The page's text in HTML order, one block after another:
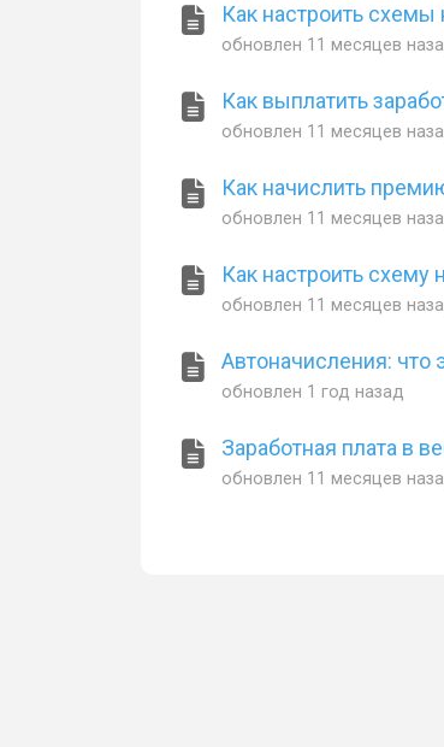
Как настроить схемы
обновлен 11 месяцев
Как выплатить
обновлен 11 месяцев
Как начислить
обновлен 11 месяцев
Как настроить
обновлен 11 месяцев
Автоначисления: что
обновлен 1 год назад
Заработная плата в
обновлен 11 месяцев